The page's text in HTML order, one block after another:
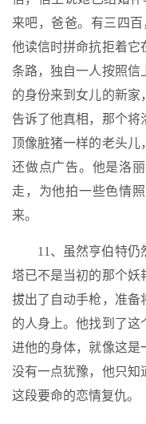
来吧，爸爸。有三四
他读信时拼命抗拒着它
条路，独自一人按照信
的身份来到女儿的新家
告诉了他真相，那个将
顶像脏猪一样的老头儿
还做点广告。他是洛
走，为他拍一些色情
来。
11、虽然亨伯特仍
塔已不是当初的那个妖
拔出了自动手枪，准备
的人身上。他找到了这
进他的身体，就像这是
没有一点犹豫，他只知
这段要命的恋情复仇。